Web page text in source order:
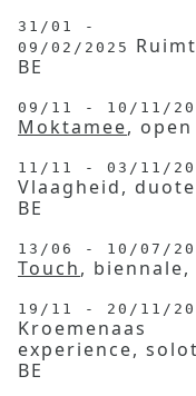
31/01 -
09/02/2025
BE
09/11 - 10/11/
Moktamee,
11/11 - 03/11/
Vlaagheid,
BE
13/06 - 10/07/
Touch, biennale,
19/11 - 20/11/
Kroemenaas
experience,
BE